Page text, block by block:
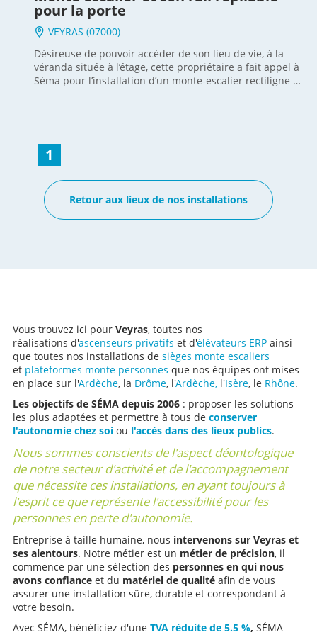
plateforme montante, plateforme monte-escalier,
plateformes montes escaliers, plateau monte escalier,
plateforme d’escalier
pour la porte
VEYRAS (07000)
Désireuse de pouvoir accéder de son lieu de vie, à la
véranda située à l’étage, cette propriétaire a fait appel à
Séma pour l’installation d’un monte-escalier rectiligne et
apprécié pour laisser le passage libre et éviter d’entraver
la circulation. Notre conseiller technique Christophe
« monte-escalier » , n’hésitez donc pas à le contacter
directement. Voir d’autres réalisations de montes
escaliers droits
1
Retour aux lieux de nos installations
Vous trouvez ici pour Veyras, toutes nos
réalisations d'ascenseurs privatifs et d'élévateurs ERPainsi
que toutes nos installations de sièges monte escaliers
et plateformes monte personnes que nos équipes ont mises
en place sur l'Ardèche, la Drôme, l'Ardèche,l'Isère, le Rhône.
Les objectifs de SÉMA depuis 2006: proposer les solutions
les plus adaptées et permettre à tous de conserver
l'autonomie chez soiou l'accès dans des lieux publics.
Nous sommes conscients de l'aspect déontologique
de notre secteur d'activité et de l'accompagnement
que nécessite ces installations, en ayant toujours à
l'esprit ce que représente l'accessibilité pour les
personnes en perte d'autonomie.
Entreprise à taille humaine, nous intervenons sur Veyras et
ses alentours. Notre métier est un métier de précision, il
commence par une sélection des personnes en qui nous
avons confianceet du matériel de qualitéafin de vous
assurer une installation sûre, durable et correspondant à
votre besoin.
Avec SÉMA, bénéficiez d'une TVA réduite de 5.5 %, SÉMA